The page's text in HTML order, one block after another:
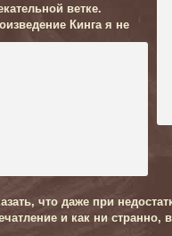
ветке.
Кинга я не
что даже при
и как ни странно,